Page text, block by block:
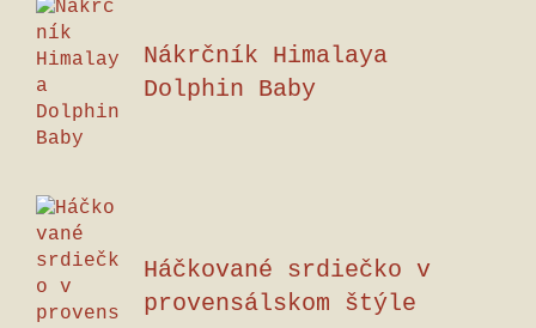
Nákrčník Himalaya
Dolphin Baby
Háčkované srdiečko v
provensálskom štýle